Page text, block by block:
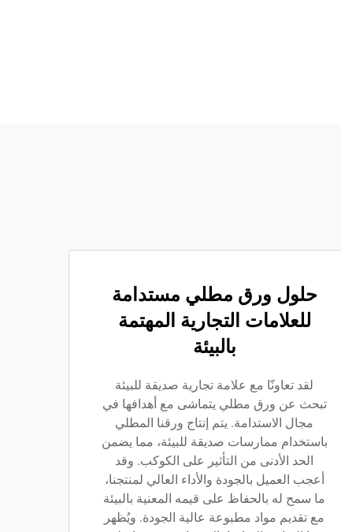
حلول ورق مطلي مستدامة
للعلامات التجارية المهتمة
بالبيئة
لقد تعاونّا مع علامة تجارية صديقة للبيئة
تبحث عن ورق مطلي يتماشى مع أهدافها في
مجال الاستدامة. يتم إنتاج ورقنا المطلي
باستخدام ممارسات صديقة للبيئة، مما يضمن
الحد الأدنى من التأثير على الكوكب. وقد
أعجب العميل بالجودة والأداء العالي لمنتجنا،
ما سمح له بالحفاظ على قيمه المعنية بالبيئة
مع تقديم مواد مطبوعة عالية الجودة. ويُظهر